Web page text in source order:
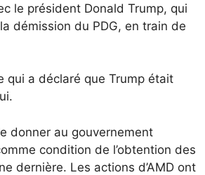
le président Donald Trump, qui
démission du PDG, en train de
qui a déclaré que Trump était
donner au gouvernement
condition de l’obtention des
dernière. Les actions d’AMD ont